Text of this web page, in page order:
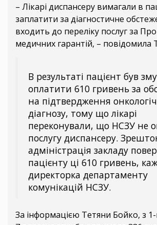
– Лікарі диспансеру вимагали в
заплатити за діагностичне
входить до переліку послуг за
медичних гарантій, – повідомила
В результаті пацієнт був
оплатити 610 гривень за
на підтвердження
діагнозу, тому що лікарі
переконували, що НСЗУ не
послугу диспансеру.
адміністрація закладу
пацієнту ці 610 гривень,
директорка департаменту
комунікацій НСЗУ.
За інформацією Тетяни Бойко, з 1-